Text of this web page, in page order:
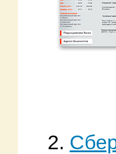
2.